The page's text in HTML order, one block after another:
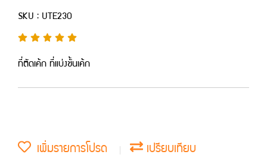
SKU : UTE230
ที่ตัดเค้ก ที่แบ่งชั้นเค้ก
เพิ่มรายการโปรด เปรียบเทียบ